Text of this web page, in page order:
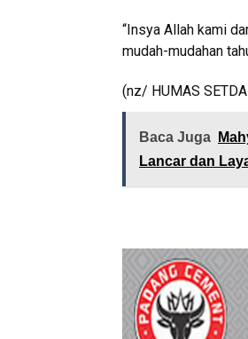
“Insya Allah kami
mudah-mudahan
(nz/ HUMAS
Baca Juga
Lancar dan